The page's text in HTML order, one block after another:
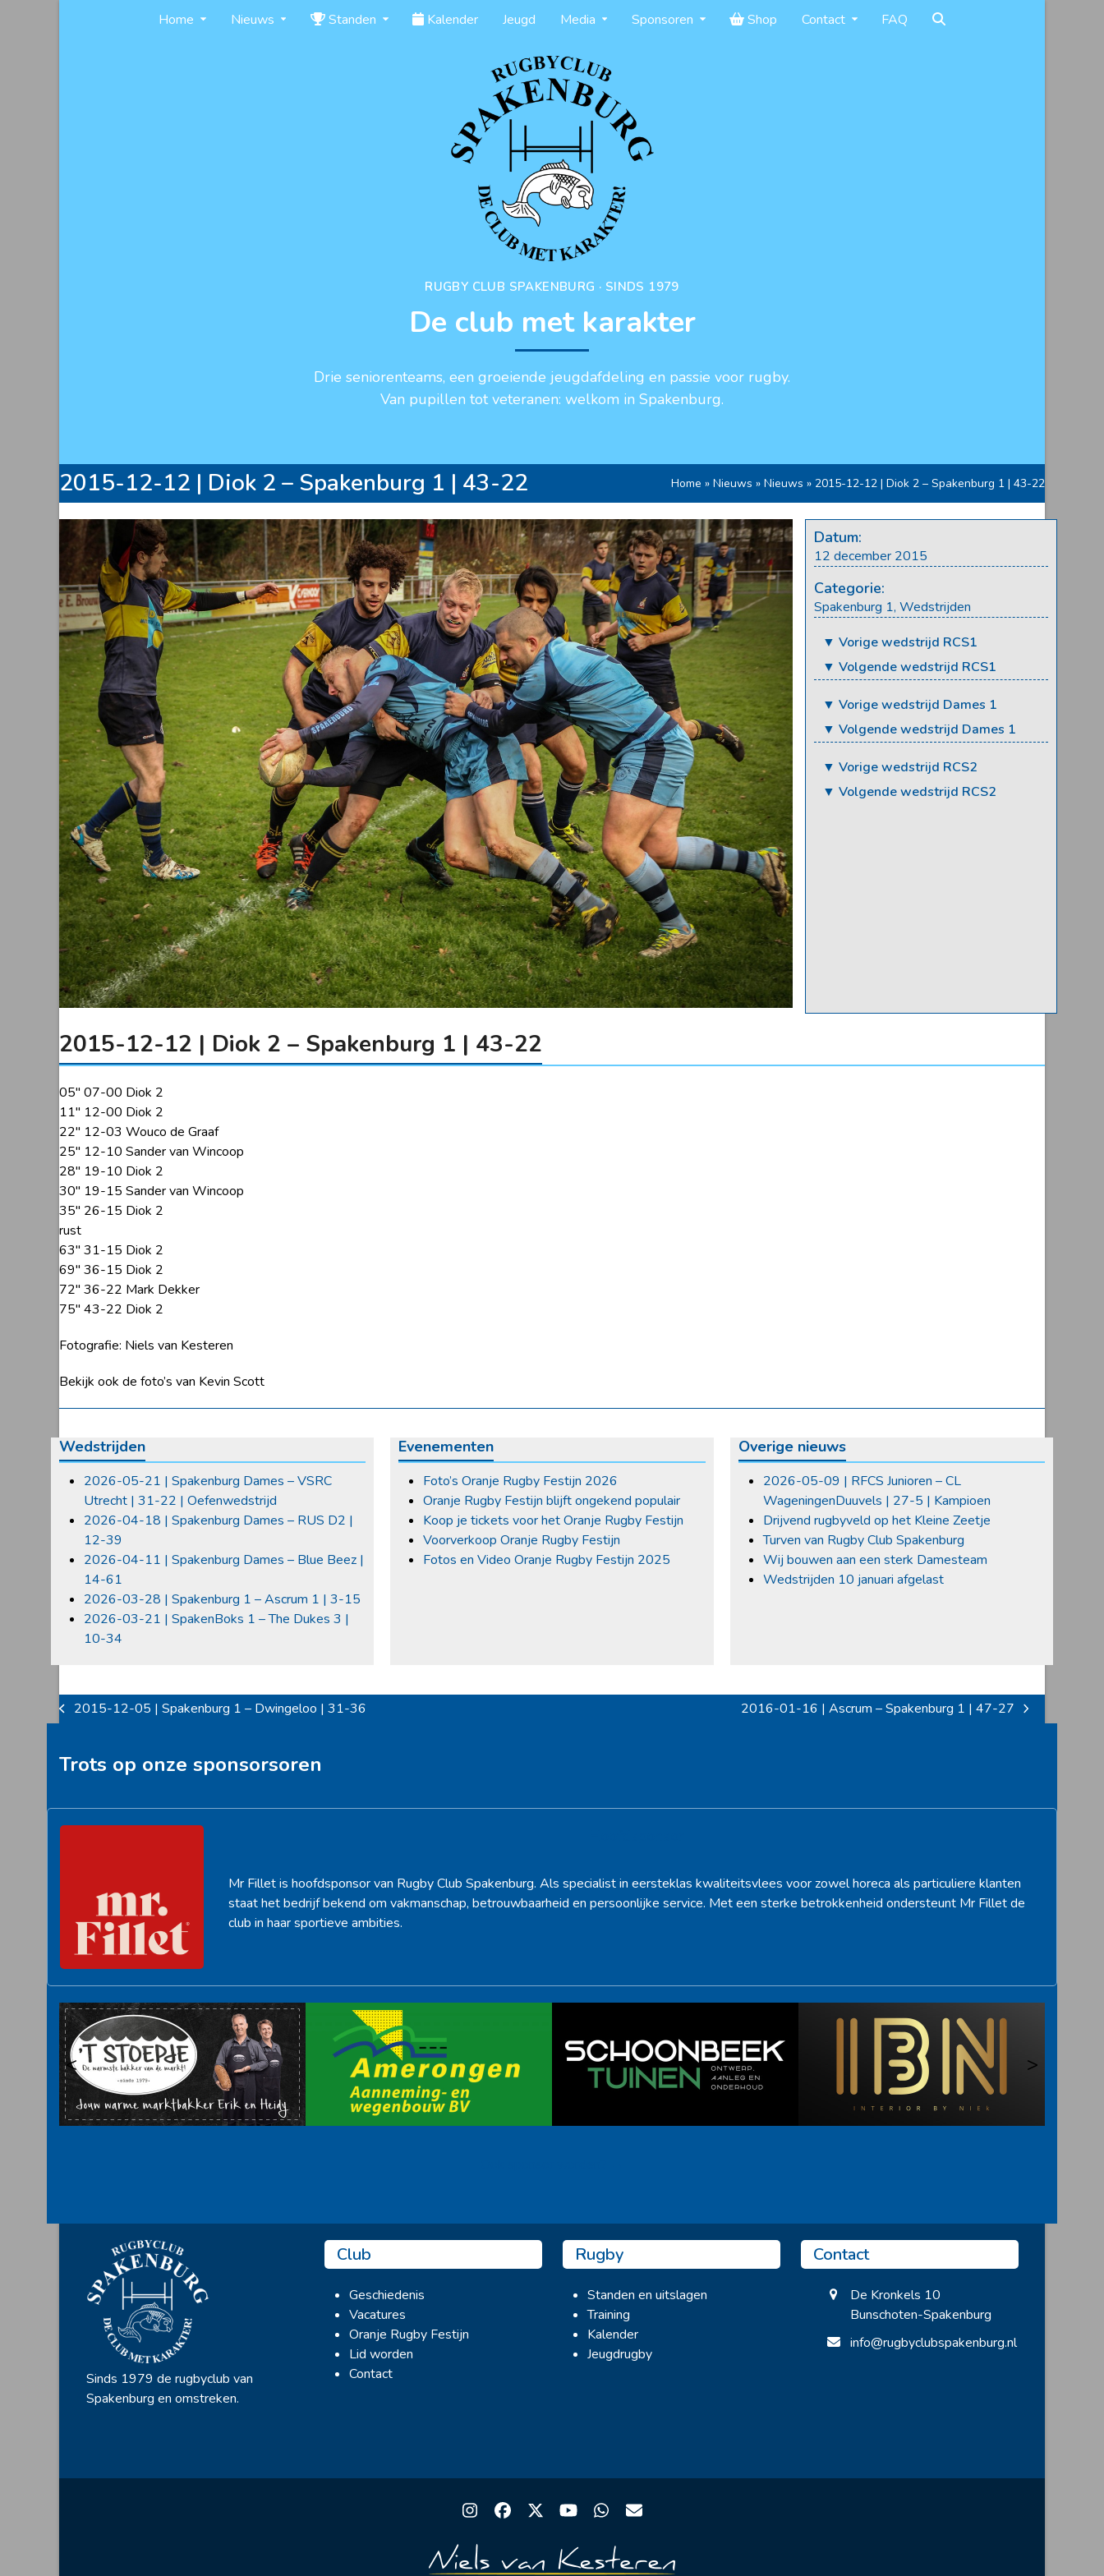
Home Nieuws Standen Kalender Jeugd Media Sponsoren Shop Contact FAQ
RUGBY CLUB SPAKENBURG · SINDS 1979
De club met karakter
Drie seniorenteams, een groeiende jeugdafdeling en passie voor rugby.
Van pupillen tot veteranen: welkom in Spakenburg.
2015-12-12 | Diok 2 – Spakenburg 1 | 43-22 Home » Nieuws » Nieuws » 2015-12-12 | Diok 2 – Spakenburg 1 | 43-22
Datum:
12 december 2015
Categorie:
Spakenburg 1, Wedstrijden
▼ Vorige wedstrijd RCS1
▼ Volgende wedstrijd RCS1
▼ Vorige wedstrijd Dames 1
▼ Volgende wedstrijd Dames 1
▼ Vorige wedstrijd RCS2
▼ Volgende wedstrijd RCS2
2015-12-12 | Diok 2 – Spakenburg 1 | 43-22
05″ 07-00 Diok 2
11″ 12-00 Diok 2
22″ 12-03 Wouco de Graaf
25″ 12-10 Sander van Wincoop
28″ 19-10 Diok 2
30″ 19-15 Sander van Wincoop
35″ 26-15 Diok 2
rust
63″ 31-15 Diok 2
69″ 36-15 Diok 2
72″ 36-22 Mark Dekker
75″ 43-22 Diok 2
Fotografie: Niels van Kesteren
Bekijk ook de foto’s van Kevin Scott
Wedstrijden
2026-05-21 | Spakenburg Dames – VSRC
Utrecht | 31-22 | Oefenwedstrijd
2026-04-18 | Spakenburg Dames – RUS D2 |
12-39
2026-04-11 | Spakenburg Dames – Blue Beez |
14-61
2026-03-28 | Spakenburg 1 – Ascrum 1 | 3-15
2026-03-21 | SpakenBoks 1 – The Dukes 3 |
10-34
Evenementen
Foto’s Oranje Rugby Festijn 2026
Oranje Rugby Festijn blijft ongekend populair
Koop je tickets voor het Oranje Rugby Festijn
Voorverkoop Oranje Rugby Festijn
Fotos en Video Oranje Rugby Festijn 2025
Overige nieuws
2026-05-09 | RFCS Junioren – CL
WageningenDuuvels | 27-5 | Kampioen
Drijvend rugbyveld op het Kleine Zeetje
Turven van Rugby Club Spakenburg
Wij bouwen aan een sterk Damesteam
Wedstrijden 10 januari afgelast
previous
2015-12-05 | Spakenburg 1 – Dwingeloo | 31-36
next
2016-01-16 | Ascrum – Spakenburg 1 | 47-27
Trots op onze sponsorsoren
Mr Fillet is hoofdsponsor van Rugby Club Spakenburg. Als specialist in eersteklas kwaliteitsvlees voor zowel horeca als particuliere klanten
staat het bedrijf bekend om vakmanschap, betrouwbaarheid en persoonlijke service. Met een sterke betrokkenheid ondersteunt Mr Fillet de
club in haar sportieve ambities.
< >
Sinds 1979 de rugbyclub van
Spakenburg en omstreken.
Club
Geschiedenis
Vacatures
Oranje Rugby Festijn
Lid worden
Contact
Rugby
Standen en uitslagen
Training
Kalender
Jeugdrugby
Contact
De Kronkels 10
Bunschoten-Spakenburg
info@rugbyclubspakenburg.nl
Instagram
Facebook
TwitterYouTubeWhatsapp
Email